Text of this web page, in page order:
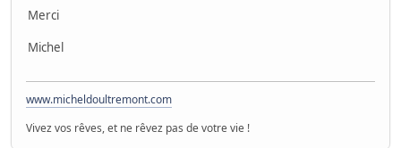
Merci
Michel
www.micheldoultremont.com
Vivez vos rêves, et ne rêvez pas de votre vie !